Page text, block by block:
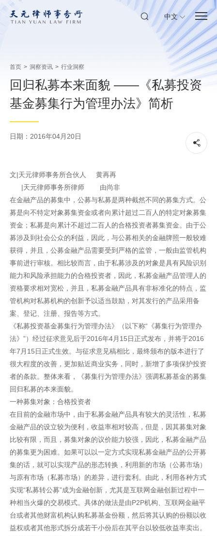
中文
首页 > 洞察资讯 > 行业洞察
回归私募本来面貌 ——《私募投资
基金募集行为管理办法》简析
日期：2016年04月20日
文|天元律师事务所合伙人 黄再再
|天元律师事务所律师 由尚非
在金融产品的募集中，公募与私募是两种截然不同的募集方式。公
募是向不特定对象募集资金或者向累计超过二百人的特定对象募集
资金；私募是向累计不超过二百人的合格投资者募集资金。由于公
募涉及到社会公众的利益，因此，与公募相关的金融牌照一般较难
获得，并且，公募金融产品需要受到严格的监管，一般由监管机构
事前进行审核。相比较而言，由于私募涉及的对象是具有风险识别
能力和风险承担能力的合格投资者，因此，私募金融产品管理人的
资格要求相对宽松，并且，私募金融产品具有非标准化的特点，监
管机构对私募机构的创新予以适当鼓励，对其发行的产品采用备
案、登记、注册、报告等方式。
《私募投资基金募集行为管理办法》（以下称“《募集行为管理办
法》”）经过征求意见后于2016年4月15日正式发布，并将于2016
年7月15日正式生效。与征求意见稿相比，最终颁布的版本进行了
很大程度的改善，更加贴近商业实务，同时，新增了多项保护投资
者的条款。整体来看，《募集行为管理办法》强调私募基金的募集
回归私募的本来面貌。
一种募集对象：合格投资者
在目前的金融市场中，由于私募金融产品具有较大的灵活性，私募
金融产品的设立较为便利，收益率相对较高，但是，因其募集对象
比较有限，而且，募集对象的议价能力较强，因此，私募金融产品
的募集更为困难。如果可以以一定方式实现私募金融产品的公开募
集的话，就可以实现产品的形态转换，利用新的市场（公募市场）
与原有市场（私募市场）的差异，进行套利。由此，利用各种方式
实现“私募转公募”成为金融创新，尤其是互联网金融创新过程中一
种相当火爆的交易模式。具体的做法是由P2P机构、互联网金融平
台或者其他财富机构认购私募基金份额，然后将其认购的份额以收
益权或者其他形式拆分成若干小份后在其平台以较低收益率卖出。